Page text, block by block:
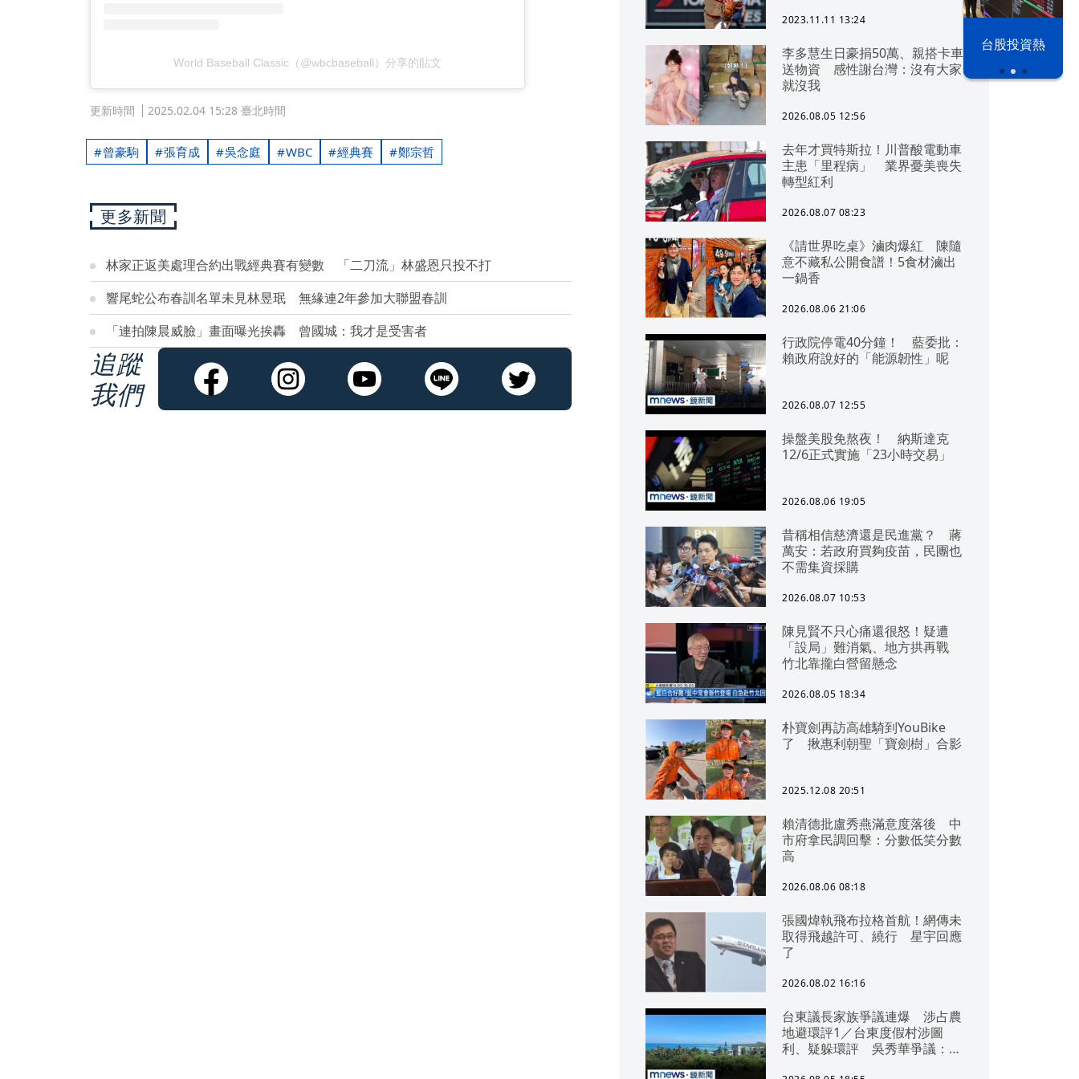
漢光42演習 台股投資熱
World Baseball Classic（@wbcbaseball）分享的貼文
更新時間 2025.02.04 15:28 臺北時間
曾豪駒 張育成 吳念庭 WBC 經典賽 鄭宗哲
更多新聞
林家正返美處理合約出戰經典賽有變數 「二刀流」林盛恩只投不打
響尾蛇公布春訓名單未見林昱珉 無緣連2年參加大聯盟春訓
「連拍陳晨威臉」畫面曝光挨轟 曾國城：我才是受害者
追蹤
我們
2023.11.11 13:24
李多慧生日豪捐50萬、親搭卡車
送物資 感性謝台灣：沒有大家
就沒我
2026.08.05 12:56
去年才買特斯拉！川普酸電動車
主患「里程病」 業界憂美喪失
轉型紅利
2026.08.07 08:23
《請世界吃桌》滷肉爆紅 陳隨
意不藏私公開食譜！5食材滷出
一鍋香
2026.08.06 21:06
行政院停電40分鐘！ 藍委批：
賴政府說好的「能源韌性」呢
2026.08.07 12:55
操盤美股免熬夜！ 納斯達克
12/6正式實施「23小時交易」
2026.08.06 19:05
昔稱相信慈濟還是民進黨？ 蔣
萬安：若政府買夠疫苗，民團也
不需集資採購
2026.08.07 10:53
陳見賢不只心痛還很怒！疑遭
「設局」難消氣、地方拱再戰
竹北靠攏白營留懸念
2026.08.05 18:34
朴寶劍再訪高雄騎到YouBike
了 揪惠利朝聖「寶劍樹」合影
2025.12.08 20:51
賴清德批盧秀燕滿意度落後 中
市府拿民調回擊：分數低笑分數
高
2026.08.06 08:18
張國煒執飛布拉格首航！網傳未
取得飛越許可、繞行 星宇回應
了
2026.08.02 16:16
台東議長家族爭議連爆 涉占農
地避環評1／台東度假村涉圖
利、疑躲環評 吳秀華爭議：概